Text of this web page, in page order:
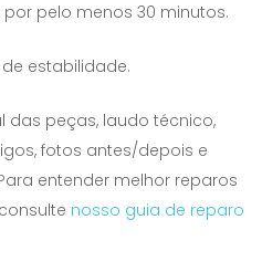
pelo menos 30 minutos.
estabilidade.
das peças, laudo técnico,
fotos antes/depois e
entender melhor reparos
nosso guia de reparo